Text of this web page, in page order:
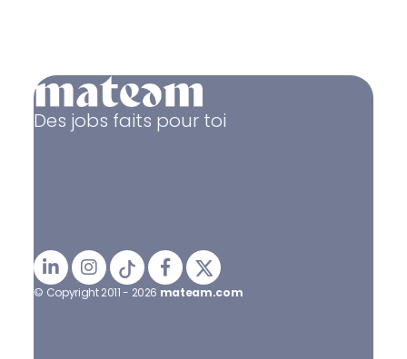
Des jobs faits pour toi
© Copyright 2011 - 2026 mateam.com